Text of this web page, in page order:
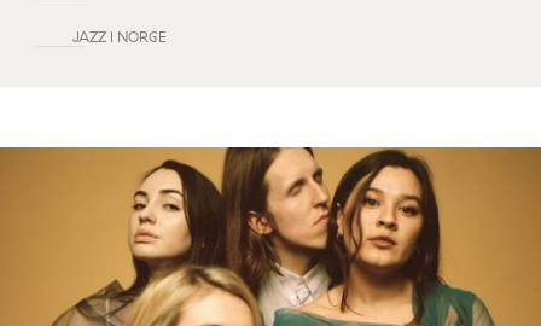
JAZZ I NORGE